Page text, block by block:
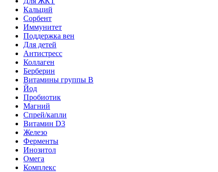
Кальций
Сорбент
Иммунитет
Поддержка вен
Для детей
Антистресс
Коллаген
Берберин
Витамины группы B
Йод
Пробиотик
Магний
Спрей/капли
Витамин D3
Железо
Ферменты
Инозитол
Омега
Комплекс